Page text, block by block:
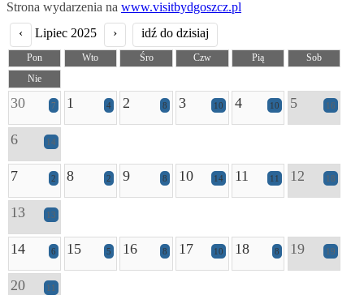
Strona wydarzenia na www.visitbydgoszcz.pl
‹
Lipiec 2025 › idź do dzisiaj
Pon Wto Śro Czw Pią
Sob
Nie
30 7 1 4 2 8 3 10 4 10 5 16
6 14
7 2 8 2 9 8 10 14 11 11 12 18
13 13
14 6 15 5 16 8 17 10 18 8 19 19
20 11